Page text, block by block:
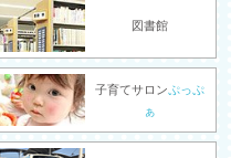
図書館
子育てサロンぷっぷ
ぁ